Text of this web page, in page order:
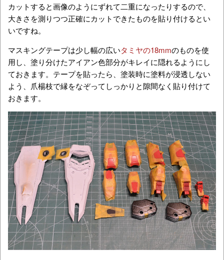
カットすると画像のようにずれて二重になったりするので、
大きさを測りつつ正確にカットできたものを貼り付けるとい
いですね。
マスキングテープは少し幅の広いタミヤの18mmのものを使
用し、塗り分けたアイアン色部分がキレイに隠れるようにし
ておきます。テープを貼ったら、塗装時に塗料が浸透しない
よう、爪楊枝で縁をなぞってしっかりと隙間なく貼り付けて
おきます。